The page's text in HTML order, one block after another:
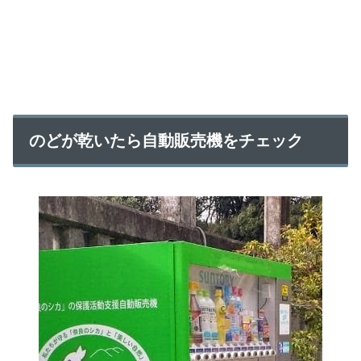
のどが乾いたら自動販売機をチェック